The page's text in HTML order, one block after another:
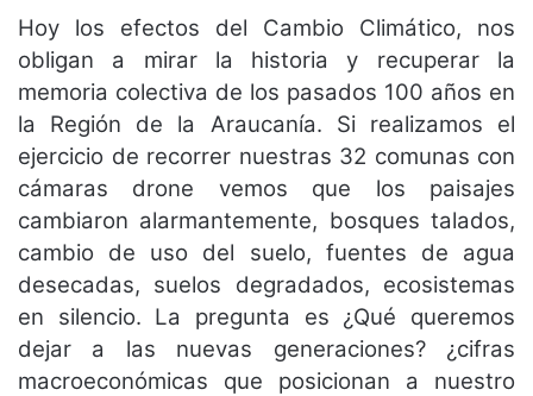
Hoy los efectos del Cambio Climático, nos
obligan a mirar la historia y recuperar la
memoria colectiva de los pasados 100 años en
la Región de la Araucanía. Si realizamos el
ejercicio de recorrer nuestras 32 comunas con
cámaras drone vemos que los paisajes
cambiaron alarmantemente, bosques talados,
cambio de uso del suelo, fuentes de agua
desecadas, suelos degradados, ecosistemas
en silencio. La pregunta es ¿Qué queremos
dejar a las nuevas generaciones? ¿cifras
macroeconómicas que posicionan a nuestro